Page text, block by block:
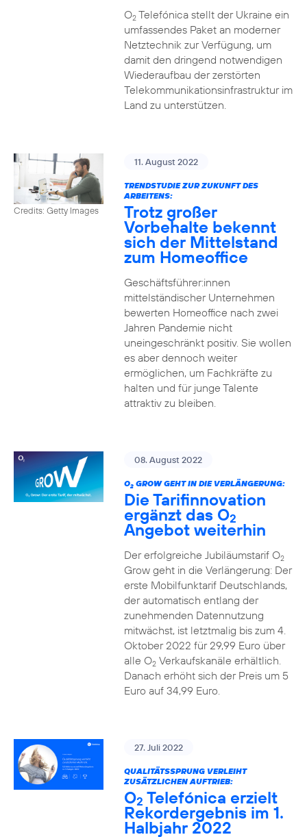
O2Telefónica stellt der Ukraine ein
umfassendes Paket an moderner
Netztechnik zur Verfügung, um
damit den dringend notwendigen
Wiederaufbau der zerstörten
Telekommunikationsinfrastruktur im
Land zu unterstützen.
Credits: Getty Images
11. August 2022
TRENDSTUDIE ZUR ZUKUNFT DES
ARBEITENS:
Trotz großer
Vorbehalte bekennt
sich der Mittelstand
zum Homeoffice
Geschäftsführer:innen
mittelständischer Unternehmen
bewerten Homeoffice nach zwei
Jahren Pandemie nicht
uneingeschränkt positiv. Sie wollen
es aber dennoch weiter
ermöglichen, um Fachkräfte zu
halten und für junge Talente
attraktiv zu bleiben.
08. August 2022
O2GROW GEHT IN DIE VERLÄNGERUNG:
Die Tarifinnovation
ergänzt das O2
Angebot weiterhin
Der erfolgreiche Jubiläumstarif O2
Grow geht in die Verlängerung: Der
erste Mobilfunktarif Deutschlands,
der automatisch entlang der
zunehmenden Datennutzung
mitwächst, ist letztmalig bis zum 4.
Oktober 2022 für 29,99 Euro über
alle O2Verkaufskanäle erhältlich.
Danach erhöht sich der Preis um 5
Euro auf 34,99 Euro.
27. Juli 2022
QUALITÄTSSPRUNG VERLEIHT
ZUSÄTZLICHEN AUFTRIEB:
O2 Telefónica erzielt
Rekordergebnis im 1.
Halbjahr 2022